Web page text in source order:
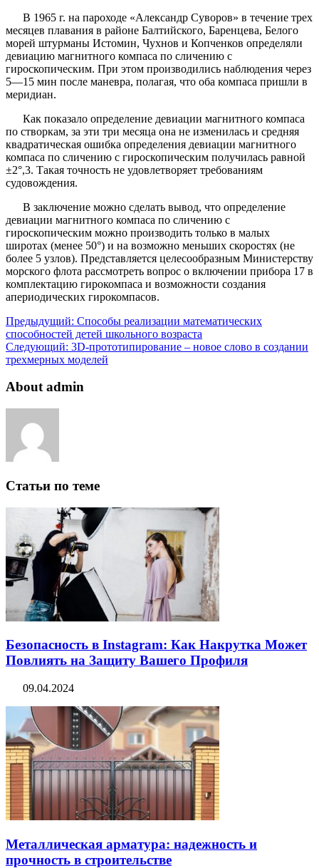
В 1965 г. на пароходе «Александр Суворов» в течение трех
месяцев плавания в районе Балтийского, Баренцева, Белого
морей штурманы Истомин, Чухнов и Копченков определяли
девиацию магнитного компаса по сличению с
гироскопическим. При этом производились наблюдения через
5—15 мин после маневра, полагая, что оба компаса пришли в
меридиан.
Как показало определение девиации магнитного компаса
по створкам, за эти три месяца она не изменилась и средняя
квадратическая ошибка определения девиации магнитного
компаса по сличению с гироскопическим получилась равной
±2°,3. Такая точность не удовлетворяет требованиям
судовождения.
В заключение можно сделать вывод, что определение
девиации магнитного компаса по сличению с
гироскопическим можно производить только в малых
широтах (менее 50°) и на возможно меньших скоростях (не
более 5 узлов). Представляется целесообразным Министерству
морского флота рассмотреть вопрос о включении прибора 17 в
комплектацию гирокомпаса и возможности создания
апериодических гирокомпасов.
Предыдущий: Способы реализации математических
способностей детей школьного возраста
Следующий: 3D-прототипирование – новое слово в создании
трехмерных моделей
About admin
Статьи по теме
Безопасность в Instagram: Как Накрутка Может
Повлиять на Защиту Вашего Профиля
09.04.2024
Металлическая арматура: надежность и
прочность в строительстве